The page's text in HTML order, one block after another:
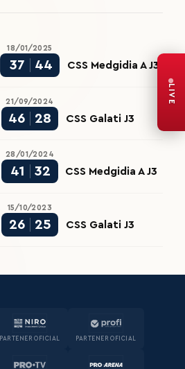
18/01/2025
37 44 CSS Medgidia A J3
21/09/2024
46 28 CSS Galati J3
28/01/2024
41 32 CSS Medgidia A J3
15/10/2023
26 25 CSS Galati J3
PARTENER OFICIAL PARTENER OFICIAL
LIVE